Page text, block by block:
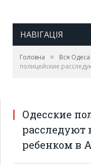
НАВІГАЦІЯ
Головна » Вся Одеса
полицейские
Одесские
расследуют
ребенком в